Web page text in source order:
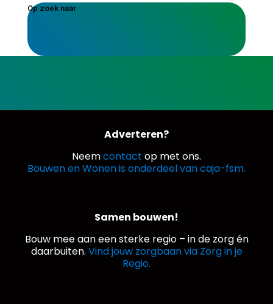
Op zoek naar
Adverteren?
Neemcontact op met ons.
Bouwen en Wonen is onderdeel van caja-fsm.
Samen bouwen!
Bouw mee aan een sterke regio – in de zorg én
daarbuiten. Vind jouw zorgbaan via Zorg in je
Regio.